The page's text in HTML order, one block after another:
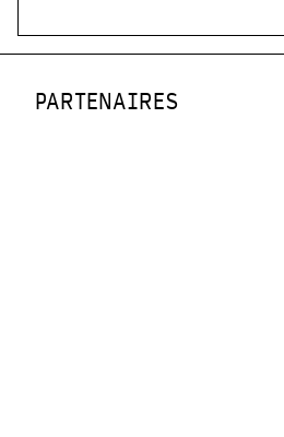
PARTENAIRES